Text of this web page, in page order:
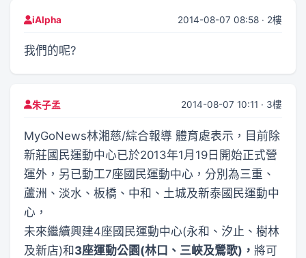
iAlpha 2014-08-07 08:58 · 2樓
我們的呢?
朱子孟 2014-08-07 10:11 · 3樓
MyGoNews林湘慈/綜合報導 體育處表示，目前除
新莊國民運動中心已於2013年1月19日開始正式營
運外，另已動工7座國民運動中心，分別為三重、
蘆洲、淡水、板橋、中和、土城及新泰國民運動中
心，
未來繼續興建4座國民運動中心(永和、汐止、樹林
及新店)和3座運動公園(林口、三峽及鶯歌)， 將可